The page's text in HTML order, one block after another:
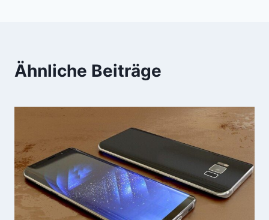
Ähnliche Beiträge